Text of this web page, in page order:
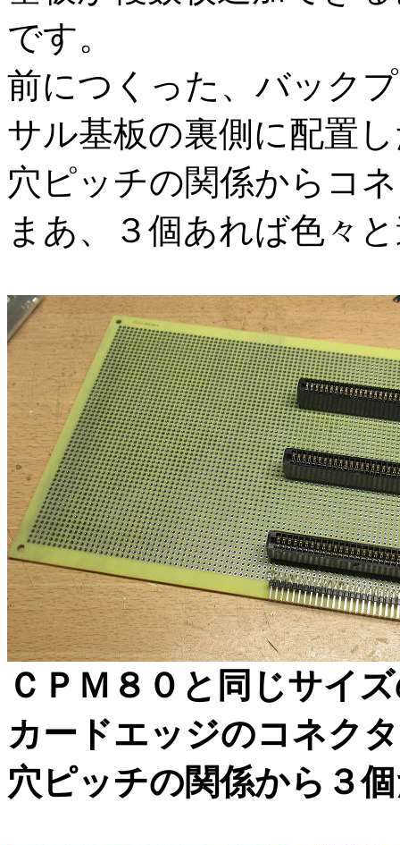
です。
前につくった、バック
サル基板の裏側に配置
穴ピッチの関係からコ
まあ、３個あれば色々
ＣＰＭ８０と同じサイ
カードエッジのコネク
穴ピッチの関係から３